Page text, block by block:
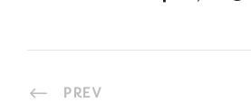
PREV